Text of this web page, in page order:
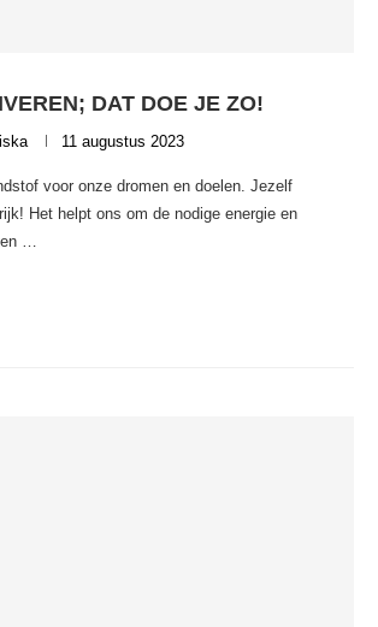
DAT DOE JE ZO!
11 augustus 2023
voor onze dromen en doelen. Jezelf
Het helpt ons om de nodige energie en
…